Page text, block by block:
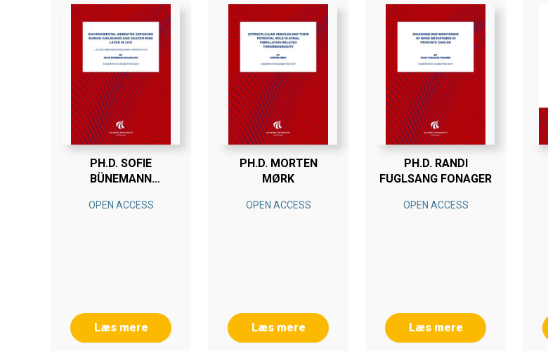
PH.D. SOFIE
BÜNEMANN
OPEN ACCESS
Læs mere
PH.D. MORTEN
MØRK
OPEN ACCESS
Læs mere
PH.D. RANDI
FUGLSANG FONAGER
OPEN ACCESS
Læs mere